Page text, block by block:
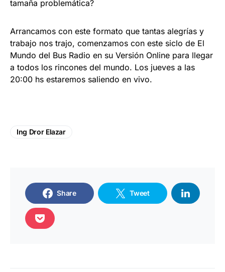
tamaña problemática?
Arrancamos con este formato que tantas alegrías y
trabajo nos trajo, comenzamos con este siclo de El
Mundo del Bus Radio en su Versión Online para llegar
a todos los rincones del mundo. Los jueves a las
20:00 hs estaremos saliendo en vivo.
Ing Dror Elazar
Share Tweet